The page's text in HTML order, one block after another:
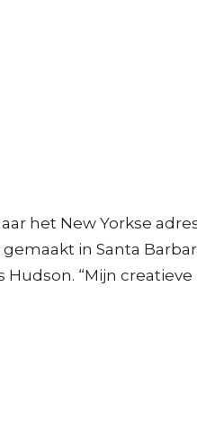
het New Yorkse
in Santa
“Mijn